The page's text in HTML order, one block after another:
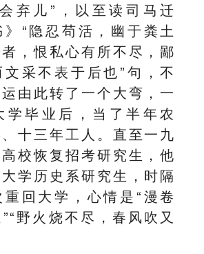
弃儿”，以至读司马迁
》“隐忍苟活，幽于粪土
，恨私心有所不尽，鄙
采不表于后也”句，不
由此转了一个大弯，一
学毕业后，当了半年农
十三年工人。直至一九
校恢复招考研究生，他
学历史系研究生，时隔
回大学，心情是“漫卷
野火烧不尽，春风吹又